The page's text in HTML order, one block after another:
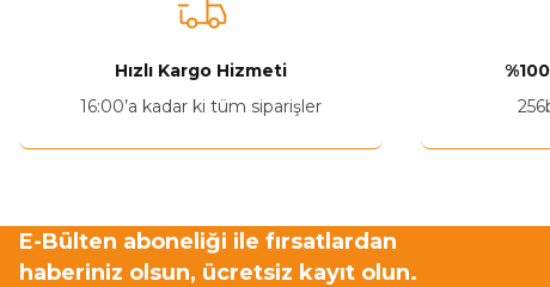
Hızlı Kargo Hizmeti
16:00’a kadar ki tüm siparişler
E-Bülten aboneliği ile fırsatlardan
haberiniz olsun, ücretsiz kayıt olun.